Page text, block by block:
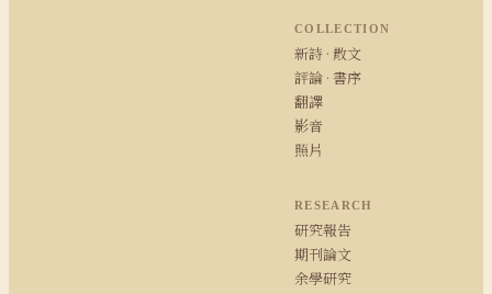
COLLECTION
新詩 · 散文
評論 · 書序
翻譯
影音
照片
RESEARCH
研究報告
期刊論文
余學研究